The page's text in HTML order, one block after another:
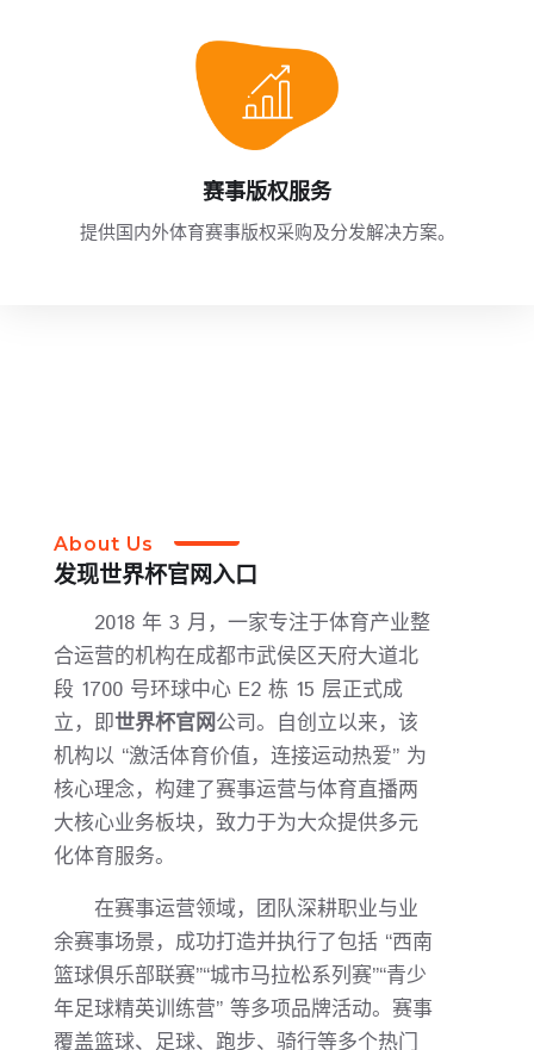
赛事版权服务
提供国内外体育赛事版权采购及分发解决方案。
About Us
发现世界杯官网入口
2018 年 3 月，一家专注于体育产业整
合运营的机构在成都市武侯区天府大道北
段 1700 号环球中心 E2 栋 15 层正式成
立，即世界杯官网公司。自创立以来，该
机构以 “激活体育价值，连接运动热爱” 为
核心理念，构建了赛事运营与体育直播两
大核心业务板块，致力于为大众提供多元
化体育服务。
在赛事运营领域，团队深耕职业与业
余赛事场景，成功打造并执行了包括 “西南
篮球俱乐部联赛”“城市马拉松系列赛”“青少
年足球精英训练营” 等多项品牌活动。赛事
覆盖篮球、足球、跑步、骑行等多个热门